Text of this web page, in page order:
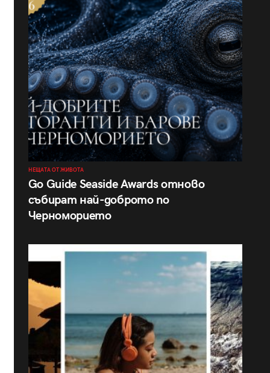
НЕЩАТА ОТ ЖИВОТА
Go Guide Seaside Awards отново
събират най-доброто по
Черноморието